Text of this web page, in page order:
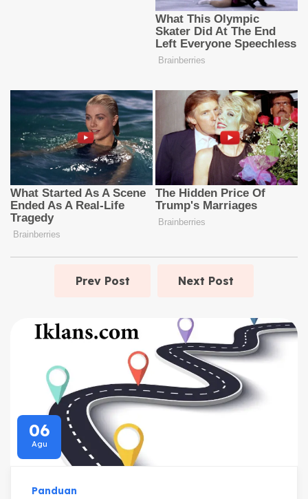
Prev Post Next Post
06
Agu
Panduan